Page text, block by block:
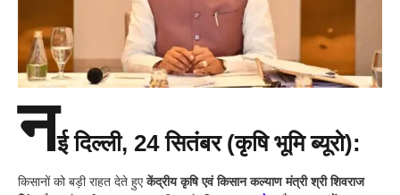
नई दिल्ली, 24 सितंबर (कृषि भूमि ब्यूरो):
किसानों को बड़ी राहत देते हुएकेंद्रीय कृषि एवं किसान कल्याण मंत्री श्री शिवराज